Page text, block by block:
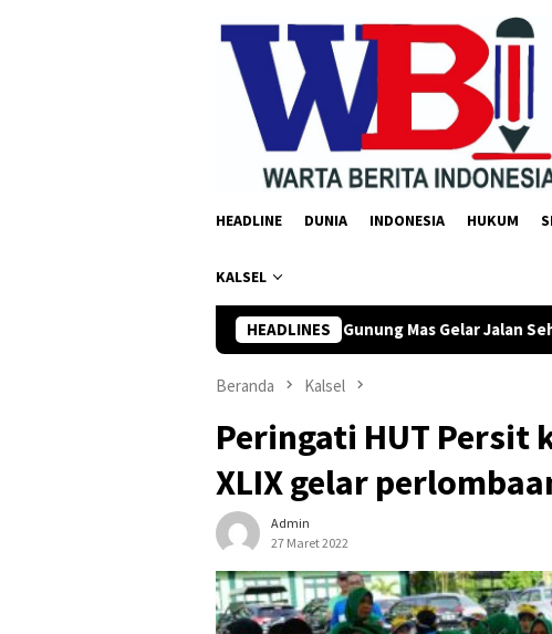
HEADLINE DUNIA INDONESIA HUKUM
KALSEL
HEADLINES
81 RI, Polres Gunung Mas Gelar Jalan Sehat hingga Lomba Tangkap
Beranda Kalsel
Peringati HUT Persit
XLIX gelar
Admin
27 Maret 2022